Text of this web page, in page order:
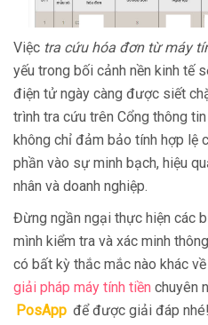
Việc tra cứu hóa đơn từ máy
yếu trong bối cảnh nền kinh tế
điện tử ngày càng được siết
trình tra cứu trên Cổng thông
không chỉ đảm bảo tính hợp lệ
phần vào sự minh bạch, hiệu
nhân và doanh nghiệp.
Đừng ngần ngại thực hiện các
mình kiểm tra và xác minh
có bất kỳ thắc mắc nào khác
giải pháp máy tính tiền chuyên
PosApp để được giải đáp nhé!